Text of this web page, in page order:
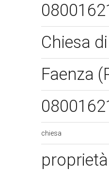
Chiesa
Faenza
chiesa